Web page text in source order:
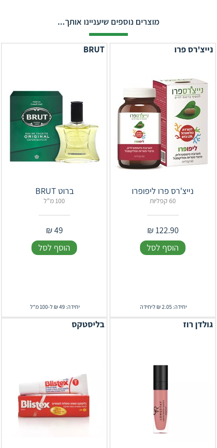
מוצרים נוספים שיעניינו אותך...
נייצ'רס פרו
נייצ'רס פרו ליפופרו
60 קפליות
122.90
₪
הוסף לסל
יחידה: 2.05 ₪ ליחידה
BRUT
ברוט BRUT
100 מ"ל
49
₪
הוסף לסל
יחידה: 49 ₪ ל-100 מ"ל
גולדן רוז בליסטקס